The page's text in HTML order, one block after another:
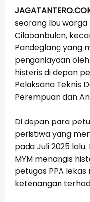
seorang Ibu
Cilabanbulan,
Pandeglang yang
penganiayaan
histeris di depan
Pelaksana Teknis
Perempuan dan
Di depan para
peristiwa yang
pada Juli 2025
MYM menangis
petugas PPA
ketenangan